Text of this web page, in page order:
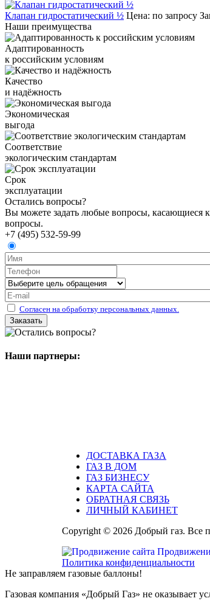
Клапан гидростатический ½ Цена: по запросу
Наши преимущества
Адаптированность
к российским условиям
Качество
и надёжность
Экономическая
выгода
Соответствие
экологическим стандартам
Срок
эксплуатации
Остались вопросы?
Вы можете задать любые вопросы, касающиеся
вопросы.
+7 (495) 532-59-99
Согласен на обработку персональных данных.
Наши партнеры:
ДОСТАВКА ГАЗА
ГАЗ В ДОМ
ГАЗ БИЗНЕСУ
КАРТА САЙТА
ОБРАТНАЯ СВЯЗЬ
ЛИЧНЫЙ КАБИНЕТ
Copyright © 2026 Добрый газ. Все
Политика конфиденциальности
Не заправляем газовые баллоны!
Газовая компания «Добрый Газ» не оказывает